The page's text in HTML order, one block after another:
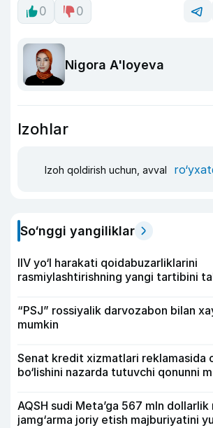
0 0
Nigora A'loyeva
Izohlar
Izoh qoldirish uchun, avval
So‘nggi yangiliklar
IIV yo‘l harakati qoidabuzarliklarini
rasmiylashtirishning yangi tartibini
“PSJ” rossiyalik darvozabon bilan
mumkin
Senat kredit xizmatlari reklamasida
bo‘lishini nazarda tutuvchi qonunni
AQSH sudi Meta’ga 567 mln dollarlik
jamg‘arma joriy etish majburiyatini